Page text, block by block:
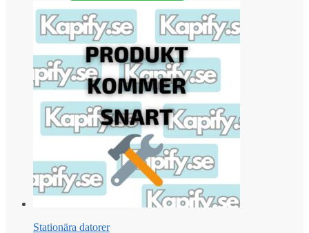
Stationära datorer